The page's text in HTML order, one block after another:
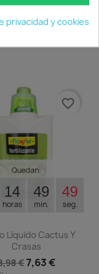
Quedan:
14
horas
49
min.
48
seg.
Líquido Cactus Y
Crasas
€7,63 €
favorite_border
privacidad y cookies